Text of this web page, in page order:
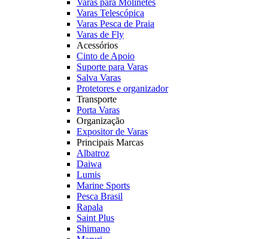
Varas para Molinetes
Varas Telescópica
Varas Pesca de Praia
Varas de Fly
Acessórios
Cinto de Apoio
Suporte para Varas
Salva Varas
Protetores e organizador
Transporte
Porta Varas
Organização
Expositor de Varas
Principais Marcas
Albatroz
Daiwa
Lumis
Marine Sports
Pesca Brasil
Rapala
Saint Plus
Shimano